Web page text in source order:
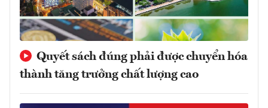
Quyết sách đúng phải được chuyển hóa
thành tăng trưởng chất lượng cao